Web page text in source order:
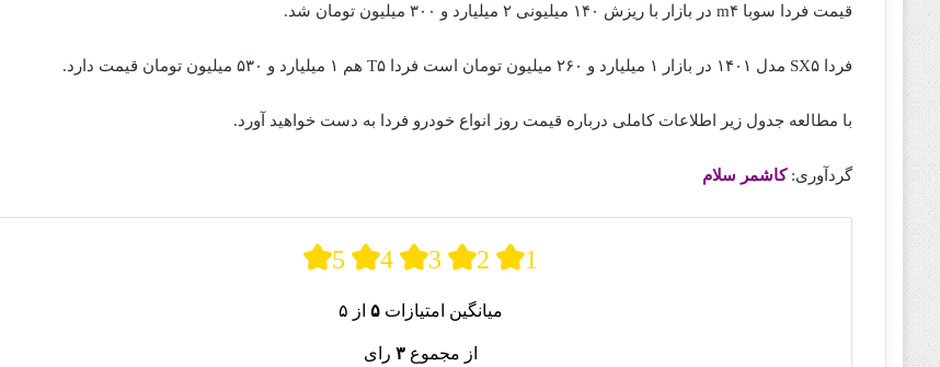
قیمت فردا سوبا m۴ در بازار با ریزش ۱۴۰ میلیونی ۲ میلیارد و ۳۰۰ میلیون تومان شد.
فردا SX۵ مدل ۱۴۰۱ در بازار ۱ میلیارد و ۲۶۰ میلیون تومان است فردا T۵ هم ۱ میلیارد و ۵۳۰ میلیون تومان قیمت دارد.
با مطالعه جدول زیر اطلاعات کاملی درباره قیمت روز انواع خودرو فردا به دست خواهید آورد.
گردآوری:کاشمر سلام
5 4 3 2 1
میانگین امتیازات ۵ از ۵
از مجموع ۳ رای